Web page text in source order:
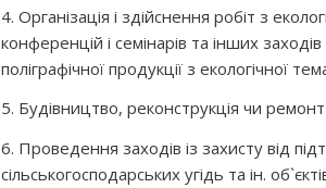
4. Організація і здійснення робіт з
конференцій і семінарів та інших
поліграфічної продукції з екологічної
5. Будівництво, реконструкція чи
6. Проведення заходів із захисту від
сільськогосподарських угідь та ін.